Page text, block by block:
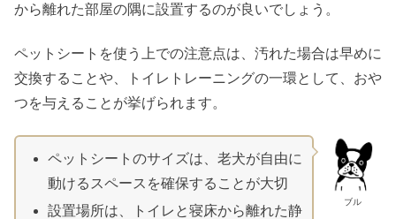
から離れた部屋の隅に設置するのが良いでしょう。
ペットシートを使う上での注意点は、汚れた場合は早めに
交換することや、トイレトレーニングの一環として、おや
つを与えることが挙げられます。
ブル
ペットシートのサイズは、老犬が自由に
動けるスペースを確保することが大切
設置場所は、トイレと寝床から離れた静